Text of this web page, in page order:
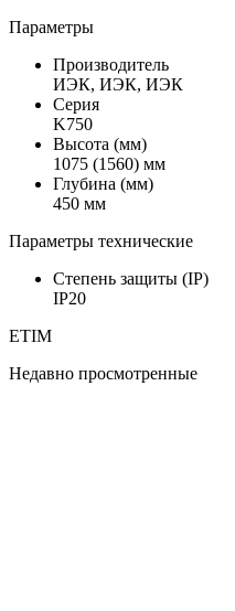
Параметры
Производитель
ИЭК, ИЭК, ИЭК
Серия
K750
Высота (мм)
1075 (1560) мм
Глубина (мм)
450 мм
Параметры технические
Степень защиты (IP)
IP20
ETIM
Недавно просмотренные